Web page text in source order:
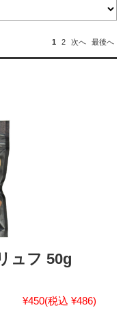
1 2 次へ 最後へ
ュフ 50g
¥450(税込 ¥486)